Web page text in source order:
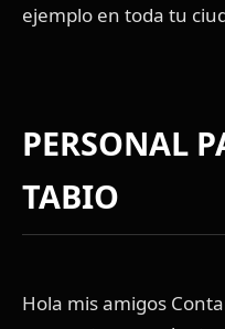
ejemplo en toda tu
PERSONAL
TABIO
Hola mis amigos